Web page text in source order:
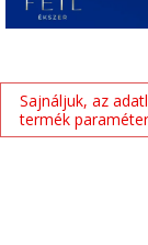
Sajnáljuk, az
termék